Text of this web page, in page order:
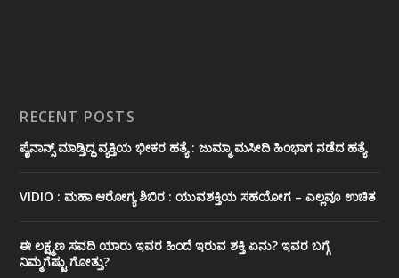
RECENT POSTS
ಪೈನಾನ್ಸ್ ಮಾಡ್ತಿದ್ದ ವ್ಯಕ್ತಿಯ ಭೀಕರ‌ ಹತ್ಯೆ : ಜುಮ್ಮಾ ಮಸೀದಿ ಹಿಂಭಾಗ ನಡೆದ ಹತ್ಯೆ
VIDIO : ಮಹಾ ಆರೋಗ್ಯ ಶಿಬಿರ : ಯುವಶಕ್ತಿಯ ಸಹಯೋಗ – ಎಲ್ಲವೂ ಉಚಿತ
ಈ ಲಕ್ಷ್ಮಣ ಸವದಿ ಯಾರು ಇವರ ಹಿಂದೆ ಇರುವ ಶಕ್ತಿ ಏನು? ಇವರ ಬಗ್ಗೆ
ನಿಮ್ಮಗೆಷ್ಟು ಗೋತ್ತು?